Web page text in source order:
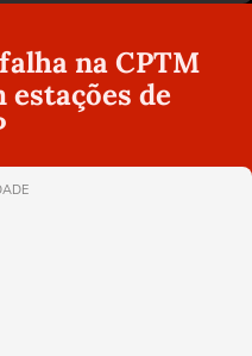
na CPTM
de